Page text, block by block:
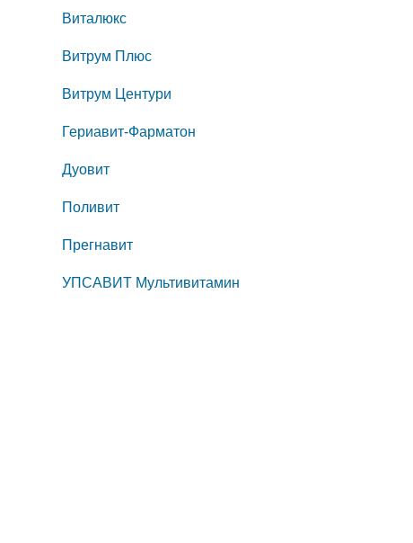
Виталюкс
Витрум Плюс
Витрум Центури
Гериавит-Фарматон
Дуовит
Поливит
Прегнавит
УПСАВИТ Мультивитамин